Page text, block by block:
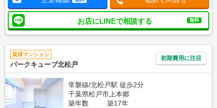
お店にLINEで相談する 無料
賃貸マンション
パークキューブ北松戸
初期費用に注目
常磐線/北松戸駅 徒歩2分
千葉県松戸市上本郷
築年数
築17年